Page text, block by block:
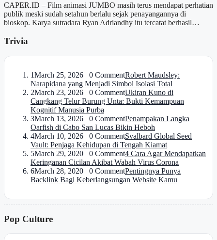
CAPER.ID – Film animasi JUMBO masih terus mendapat perhatian
publik meski sudah setahun berlalu sejak penayangannya di
bioskop. Karya sutradara Ryan Adriandhy itu tercatat berhasil…
Trivia
1March 25, 2026 0 CommentRobert Maudsley:
Narapidana yang Menjadi Simbol Isolasi Total
2March 23, 2026 0 CommentUkiran Kuno di
Cangkang Telur Burung Unta: Bukti Kemampuan
Kognitif Manusia Purba
3March 13, 2026 0 CommentPenampakan Langka
Oarfish di Cabo San Lucas Bikin Heboh
4March 10, 2026 0 CommentSvalbard Global Seed
Vault: Penjaga Kehidupan di Tengah Kiamat
5March 29, 2020 0 Comment4 Cara Agar Mendapatkan
Keringanan Cicilan Akibat Wabah Virus Corona
6March 28, 2020 0 CommentPentingnya Punya
Backlink Bagi Keberlangsungan Website Kamu
Pop Culture